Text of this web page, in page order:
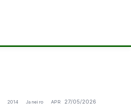
2014 Janeiro APR 27/05/2026